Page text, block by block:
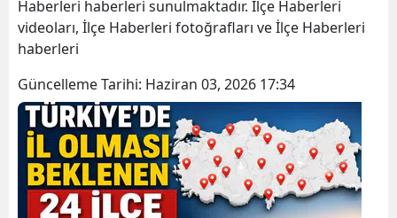
Haberleri haberleri sunulmaktadır. İlçe Haberleri
videoları, İlçe Haberleri fotoğrafları ve İlçe Haberleri
haberleri
Güncelleme Tarihi: Haziran 03, 2026 17:34